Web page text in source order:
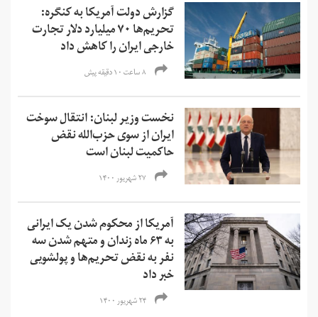
گزارش دولت آمریکا به کنگره:
تحریم‌ها ۷۰ میلیارد دلار تجارت
خارجی ایران را کاهش داد
۸ ساعت ۱۰ دقیقه پیش
نخست وزیر لبنان: انتقال سوخت
ایران از سوی حزب‌الله نقض
حاکمیت لبنان است
۲۷ شهریور ۱۴۰۰
آمریکا از محکوم شدن یک ایرانی
به ۶۳ ماه زندان و متهم شدن سه
نفر به نقض تحریم‌ها و‌ پولشویی
خبر داد
۲۴ شهریور ۱۴۰۰